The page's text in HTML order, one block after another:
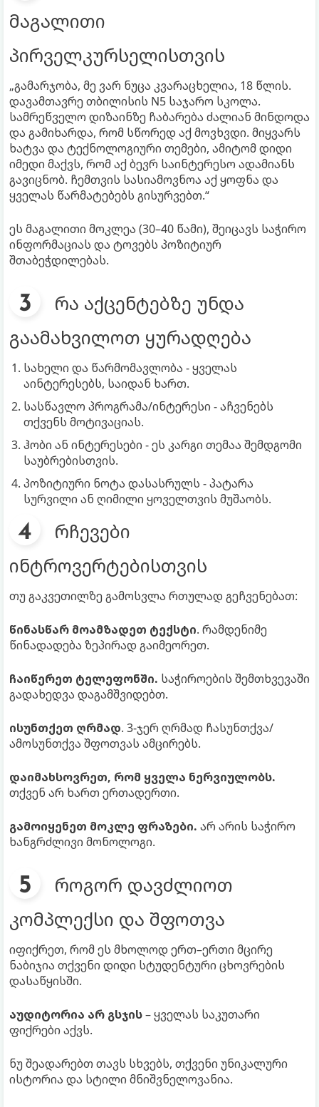
მაგალითი
პირველკურსელისთვის
„გამარჯობა, მე ვარ ნუცა კვარაცხელია, 18 წლის.
დავამთავრე თბილისის N5 საჯარო სკოლა.
სამრეწველო დიზაინზე ჩაბარება ძალიან მინდოდა
და გამიხარდა, რომ სწორედ აქ მოვხვდი. მიყვარს
ხატვა და ტექნოლოგიური თემები, ამიტომ დიდი
იმედი მაქვს, რომ აქ ბევრ საინტერესო ადამიანს
გავიცნობ. ჩემთვის სასიამოვნოა აქ ყოფნა და
ყველას წარმატებებს გისურვებთ.“
ეს მაგალითი მოკლეა (30–40 წამი), შეიცავს საჭირო
ინფორმაციას და ტოვებს პოზიტიურ
შთაბეჭდილებას.
რა აქცენტებზე უნდა
გაამახვილოთ ყურადღება
სახელი და წარმომავლობა - ყველას
აინტერესებს, საიდან ხართ.
სასწავლო პროგრამა/ინტერესი - აჩვენებს
თქვენს მოტივაციას.
ჰობი ან ინტერესები - ეს კარგი თემაა შემდგომი
საუბრებისთვის.
პოზიტიური ნოტა დასასრულს - პატარა
სურვილი ან ღიმილი ყოველთვის მუშაობს.
რჩევები
ინტროვერტებისთვის
თუ გაკვეთილზე გამოსვლა რთულად გეჩვენებათ:
წინასწარ მოამზადეთ ტექსტი. რამდენიმე
წინადადება ზეპირად გაიმეორეთ.
ჩაიწერეთ ტელეფონში. საჭიროების შემთხვევაში
გადახედვა დაგამშვიდებთ.
ისუნთქეთ ღრმად. 3-ჯერ ღრმად ჩასუნთქვა/
ამოსუნთქვა შფოთვას ამცირებს.
დაიმახსოვრეთ, რომ ყველა ნერვიულობს.
თქვენ არ ხართ ერთადერთი.
გამოიყენეთ მოკლე ფრაზები. არ არის საჭირო
ხანგრძლივი მონოლოგი.
როგორ დავძლიოთ
კომპლექსი და შფოთვა
იფიქრეთ, რომ ეს მხოლოდ ერთ–ერთი მცირე
ნაბიჯია თქვენი დიდი სტუდენტური ცხოვრების
დასაწყისში.
აუდიტორია არ გსჯის– ყველას საკუთარი
ფიქრები აქვს.
ნუ შეადარებთ თავს სხვებს, თქვენი უნიკალური
ისტორია და სტილი მნიშვნელოვანია.